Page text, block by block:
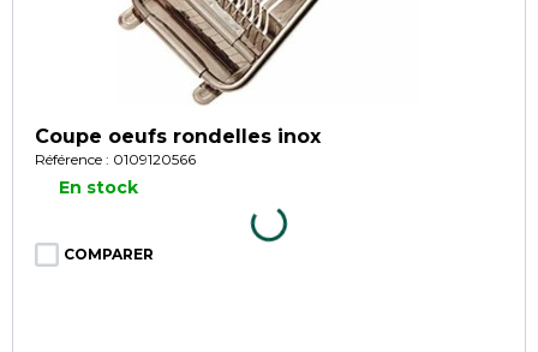
Coupe oeufs rondelles inox
Référence : 0109120566
En stock
COMPARER